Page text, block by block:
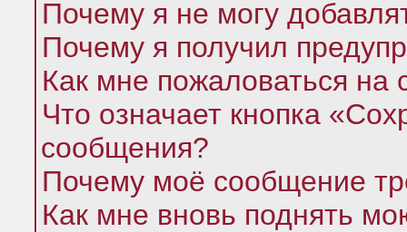
Почему я не могу
Почему я получил
Как мне пожаловаться
Что означает кнопка
сообщения?
Почему моё сообщение
Как мне вновь поднять